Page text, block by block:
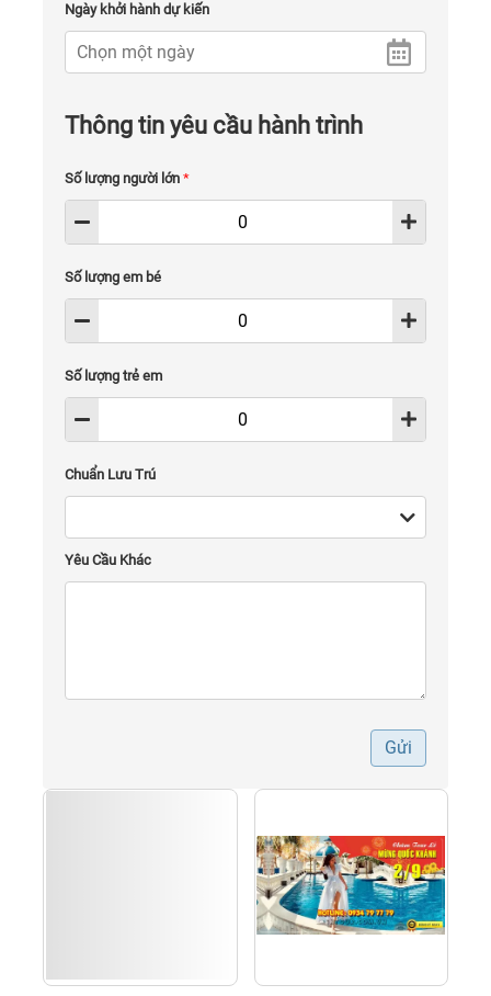
Ngày khởi hành dự kiến
Thông tin yêu cầu hành trình
Số lượng người lớn *
Số lượng em bé
Số lượng trẻ em
Chuẩn Lưu Trú
Yêu Cầu Khác
Gửi